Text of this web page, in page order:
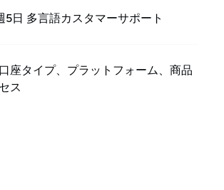
日 多言語カスタマーサポート
座タイプ、プラットフォーム、商品
ス